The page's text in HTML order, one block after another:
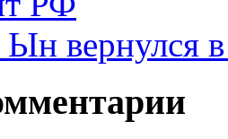
вернулся